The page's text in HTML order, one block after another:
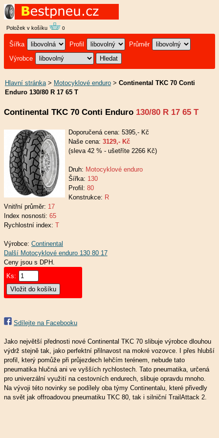
Položek v košíku 0
Šířka Profil
Průměr
Výrobce
Hlavní stránka> Motocyklové enduro > Continental TKC 70 Conti
Enduro 130/80 R 17 65 T
Continental TKC 70 Conti Enduro 130/80 R 17 65 T
Doporučená cena: 5395,- Kč
Naše cena: 3129,- Kč
(sleva 42 % - ušetříte 2266 Kč)
Druh: Motocyklové enduro
Šířka: 130
Profil: 80
Konstrukce: R
Vnitřní průměr: 17
Index nosnosti: 65
Rychlostní index: T
Výrobce: Continental
Ceny jsou s DPH.
Ks:
Sdílejte na Facebooku
Jako největší přednosti nové Continental TKC 70 slibuje výrobce dlouhou
výdrž stejně tak, jako perfektní přilnavost na mokré vozovce. I přes hlubší
profil, který pomůže při průjezdech lehčím terénem, nebude tato
pneumatika hlučná ani ve vyšších rychlostech. Tato pneumatika, určená
pro univerzální využití na cestovních endurech, slibuje opravdu mnoho.
Na vývoji této novinky se podílely oba týmy Continentalu, které přivedly
na svět jak offroadovou pneumatiku TKC 80, tak i silniční TrailAttack 2.